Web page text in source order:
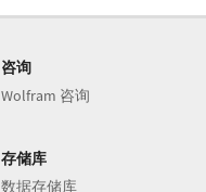
咨询
Wolfram 咨询
存储库
数据存储库